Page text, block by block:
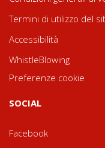
Termini di utilizzo del
Accessibilità
WhistleBlowing
Preferenze cookie
SOCIAL
Facebook